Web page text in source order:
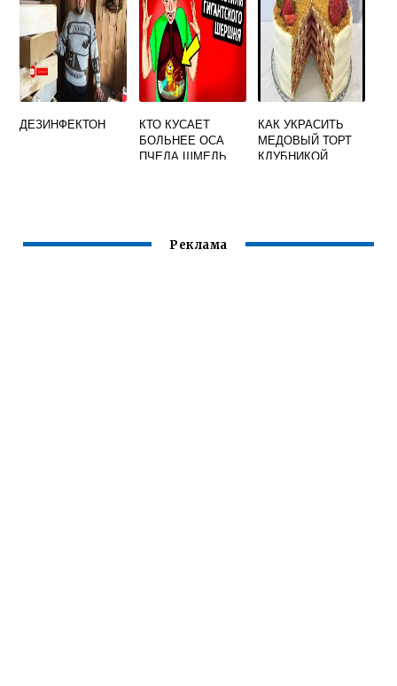
ДЕЗИНФЕКТОН
КТО КУСАЕТ
БОЛЬНЕЕ ОСА
ПЧЕЛА ШМЕЛЬ
КАК УКРАСИТЬ
МЕДОВЫЙ ТОРТ
КЛУБНИКОЙ
Реклама